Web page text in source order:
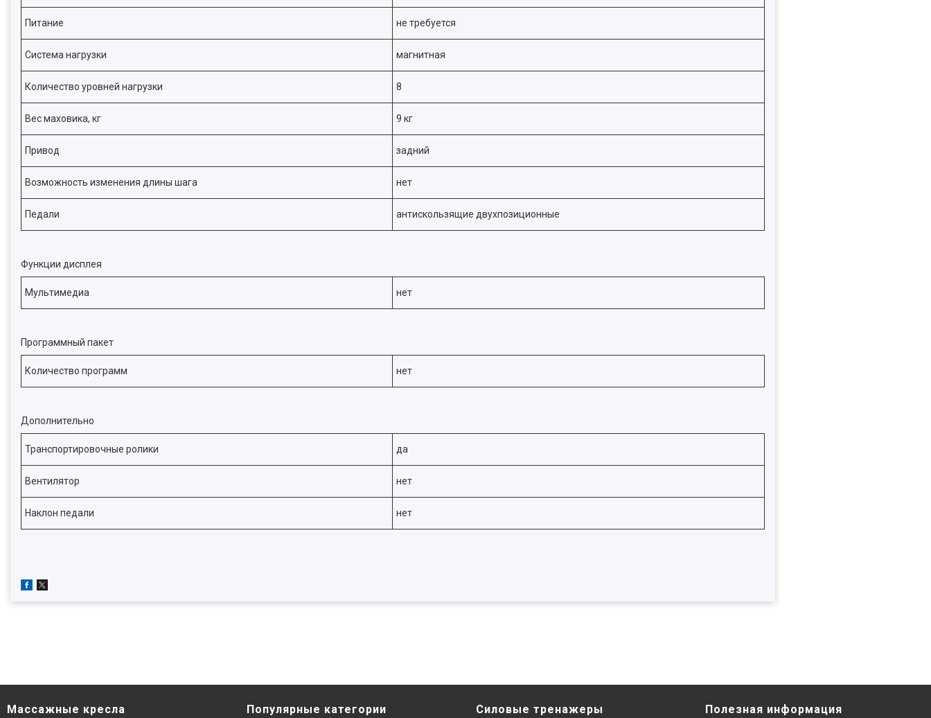
Питание не требуется
Система нагрузки магнитная
Количество уровней нагрузки 8
Вес маховика, кг 9 кг
Привод задний
Возможность изменения длины шага нет
Педали антискользящие двухпозиционные
Функции дисплея
Мультимедиа нет
Программный пакет
Количество программ нет
Дополнительно
Транспортировочные ролики да
Вентилятор нет
Наклон педали нет
Массажные кресла Популярные категории Силовые тренажеры Полезная информация